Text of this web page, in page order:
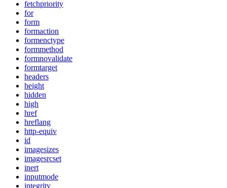
fetchpriority
for
form
formaction
formenctype
formmethod
formnovalidate
formtarget
headers
height
hidden
high
href
hreflang
http-equiv
id
imagesizes
imagesrcset
inert
inputmode
integrity